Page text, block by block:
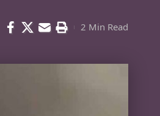
2 Min Read